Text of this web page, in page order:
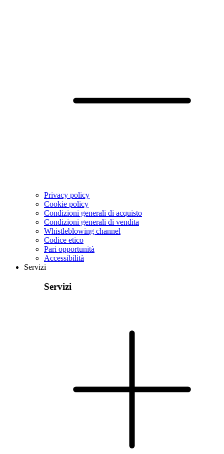
Privacy policy
Cookie policy
Condizioni generali di acquisto
Condizioni generali di vendita
Whistleblowing channel
Codice etico
Pari opportunità
Accessibilità
Servizi
Servizi